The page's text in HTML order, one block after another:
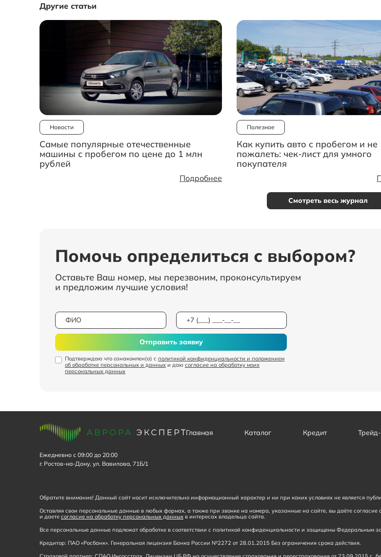
Другие статьи
Новости
Самые популярные отечественные
машины с пробегом по цене до 1 млн
рублей
Подробнее
Полезное
Как купить авто с пробегом и не
пожалеть: чек-лист для умного
покупателя
Смотреть весь журнал
Помочь определиться с выбором?
Оставьте Ваш номер, мы перезвоним, проконсультируем
и предложим лучшие условия!
Подтверждаю что ознакомлен(а) с политикой конфиденциальности и положением
об обработке персональных и данных и даю согласие на обработку моих
персональных данных
Отправить заявку
Главная Каталог Кредит
Ежедневно с 09:00 до 20:00
г. Ростов-на-Дону, ул. Вавилова, 71Б/1
Обратите внимание! Данный сайт носит исключительно информационный характер и ни при каких условиях не является
Оставляя свои персональные данные в любых формах, а также при звонке на номера, указанные на сайте, вы даёте согласие с
и даете согласие на обработку персональных данных в интересах владельца сайта.
Все персональные данные подлежат обработке в соответствии с политикой конфиденциальности и защищены
Кредитор: ПАО «Росбанк». Генеральная лицензия Банка России №2272 от 28.01.2015 Без ограничения срока действия.